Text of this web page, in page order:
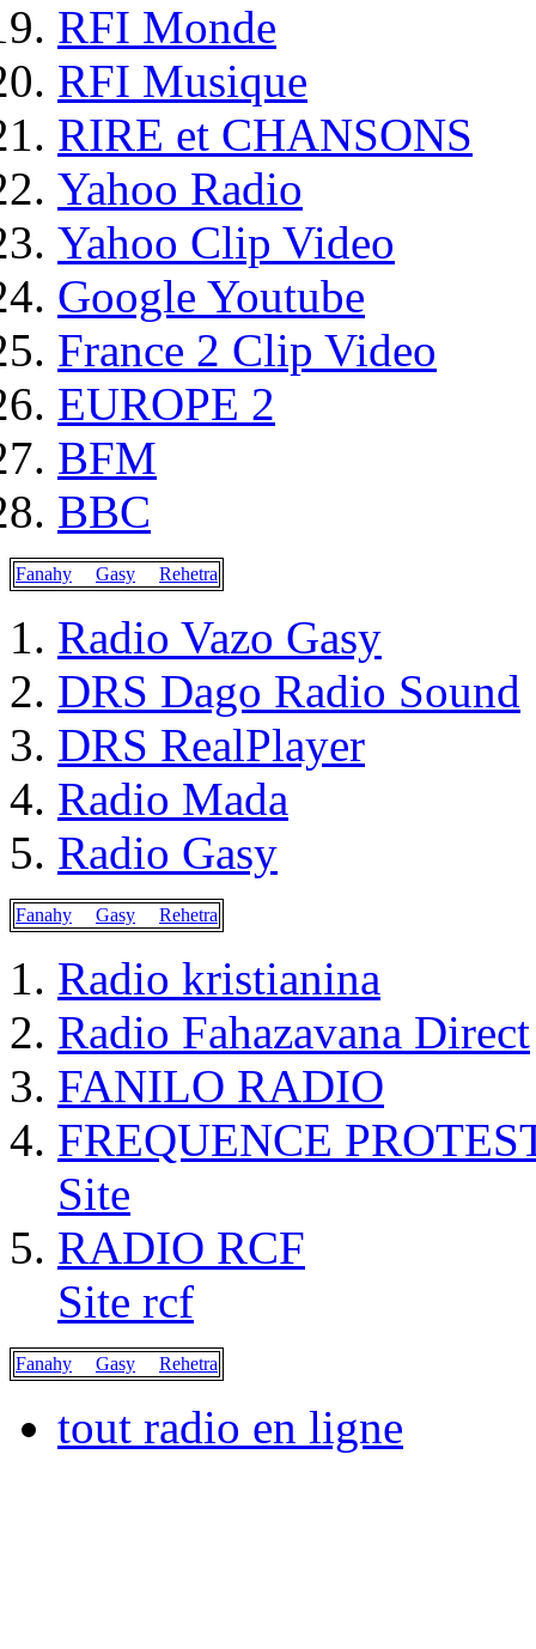
RFI Monde
RFI Musique
RIRE et CHANSONS
Yahoo Radio
Yahoo Clip Video
Google Youtube
France 2 Clip Video
EUROPE 2
BFM
BBC
Fanahy Gasy Rehetra
Radio Vazo Gasy
DRS Dago Radio Sound
DRS RealPlayer
Radio Mada
Radio Gasy
Fanahy Gasy Rehetra
Radio kristianina
Radio Fahazavana Direct
FANILO RADIO
FREQUENCE
Site
RADIO RCF
Site rcf
Fanahy Gasy Rehetra
tout radio en ligne